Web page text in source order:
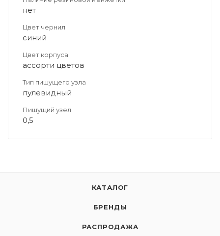
нет
Цвет чернил
синий
Цвет корпуса
ассорти цветов
Тип пишущего узла
пулевидный
Пишущий узел
0,5
КАТАЛОГ
БРЕНДЫ
РАСПРОДАЖА